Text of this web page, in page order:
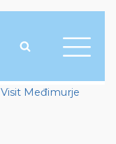
Visit Međimurje